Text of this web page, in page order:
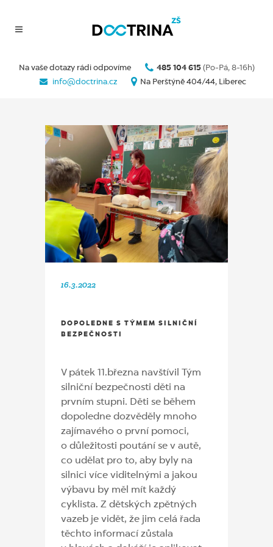
Na vaše dotazy rádi odpovíme 485 104 615 (Po-Pá, 8-16h)
info@doctrina.cz
Na Perštýně 404/44, Liberec
16.3.2022
DOPOLEDNE S TÝMEM SILNIČNÍ
BEZPEČNOSTI
V pátek 11.března navštívil Tým
silniční bezpečnosti děti na
prvním stupni. Děti se během
dopoledne dozvěděly mnoho
zajímavého o první pomoci,
o důležitosti poutání se v autě,
co udělat pro to, aby byly na
silnici více viditelnými a jakou
výbavu by měl mít každý
cyklista. Z dětských zpětných
vazeb je vidět, že jim celá řada
těchto informací zůstala